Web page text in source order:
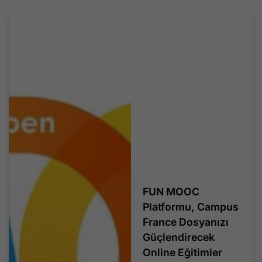
FUN MOOC
Platformu, Campus
France Dosyanızı
Güçlendirecek
Online Eğitimler